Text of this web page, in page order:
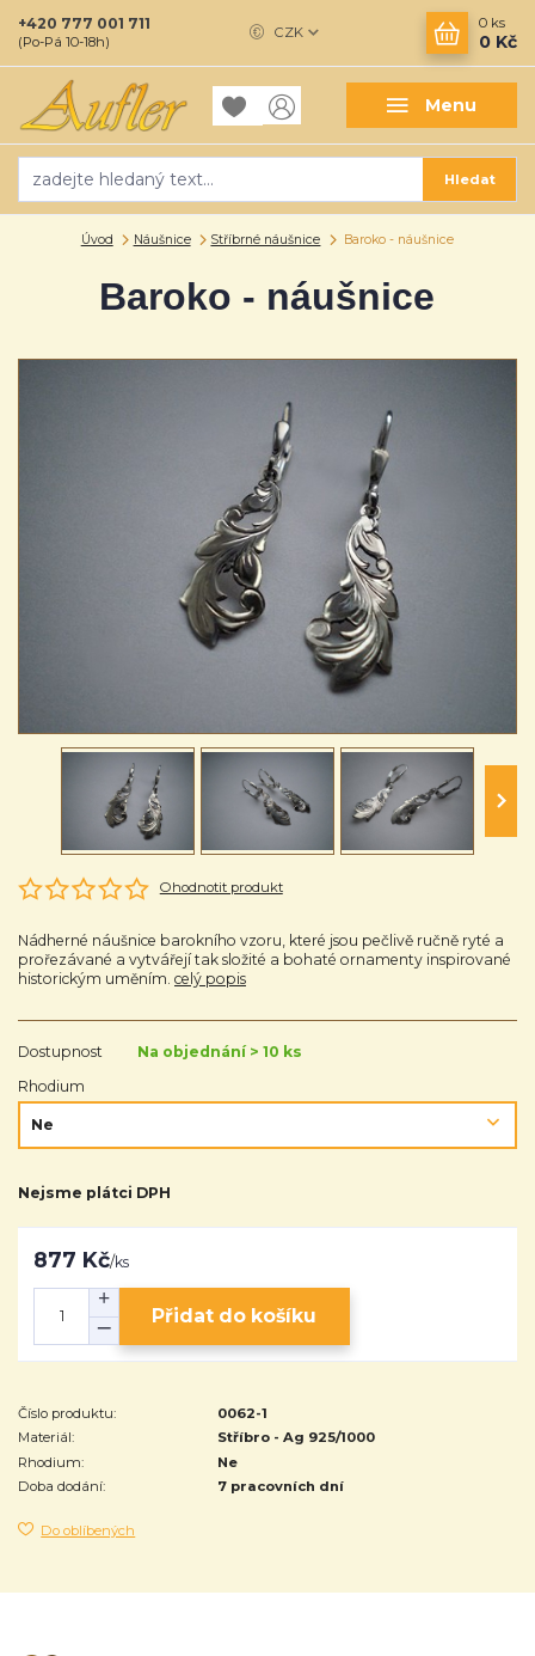
Menu
CZK
Hledat
+420 777 001 711
(Po-Pá 10-18h)
0 ks
0 Kč
Úvod Náušnice Stříbrné náušnice Baroko - náušnice
Baroko - náušnice
Ohodnotit produkt
Nádherné náušnice barokního vzoru, které jsou pečlivě ručně ryté a
prořezávané a vytvářejí tak složité a bohaté ornamenty inspirované
historickým uměním. celý popis
Dostupnost
Na objednání > 10 ks
Rhodium
Nejsme plátci DPH
877 Kč/ks
Přidat do košíku
Číslo produktu:
0062-1
Materiál:
Stříbro - Ag 925/1000
Rhodium:
Ne
Doba dodání:
7 pracovních dní
Do oblíbených